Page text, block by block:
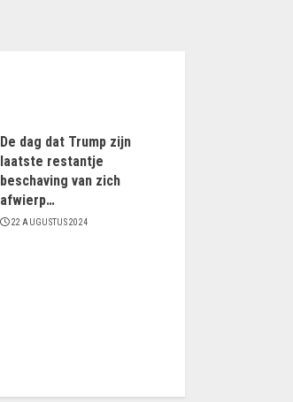
De dag dat Trump zijn
laatste restantje
beschaving van zich
afwierp…
22 AUGUSTUS 2024